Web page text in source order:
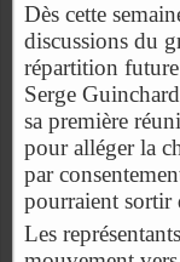
Dès cette
discussions du
répartition
Serge
sa première
pour alléger la
par
pourraient sortir
Les